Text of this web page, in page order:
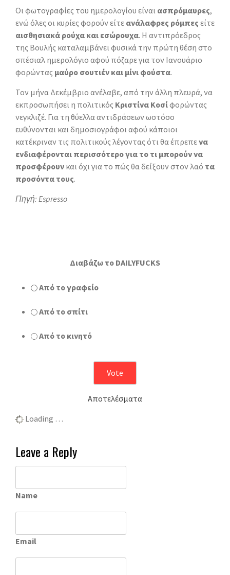
Οι φωτογραφίες του ημερολογίου είναι ασπρόμαυρες,
ενώ όλες οι κυρίες φορούν είτε ανάλαφρες ρόμπες είτε
αισθησιακά ρούχα και εσώρουχα. Η αντιπρόεδρος
της Βουλής καταλαμβάνει φυσικά την πρώτη θέση στο
σπέσιαλ ημερολόγιο αφού πόζαρε για τον Ιανουάριο
φορώντας μαύρο σουτιέν και μίνι φούστα.
Τον μήνα Δεκέμβριο ανέλαβε, από την άλλη πλευρά, να
εκπροσωπήσει η πολιτικός Κριστίνα Κοσίφορώντας
νεγκλιζέ. Για τη θύελλα αντιδράσεων ωστόσο
ευθύνονται και δημοσιογράφοι αφού κάποιοι
κατέκριναν τις πολιτικούς λέγοντας ότι θα έπρεπενα
ενδιαφέρονται περισσότερο για το τι μπορούν να
προσφέρουν και όχι για το πώς θα δείξουν στον λαό τα
προσόντα τους.
Πηγή: Espresso
Διαβάζω το DAILYFUCKS
Από το γραφείο
Από το σπίτι
Από το κινητό
Αποτελέσματα
Loading …
Leave a Reply
Name
Email